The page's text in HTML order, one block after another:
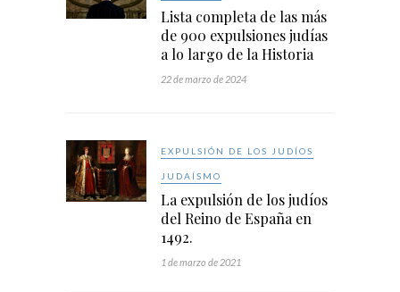
Lista completa de las más
de 900 expulsiones judías
a lo largo de la Historia
22 de marzo de 2024
EXPULSIÓN DE LOS JUDÍOS
JUDAÍSMO
La expulsión de los judíos
del Reino de España en
1492.
1 de marzo de 2021